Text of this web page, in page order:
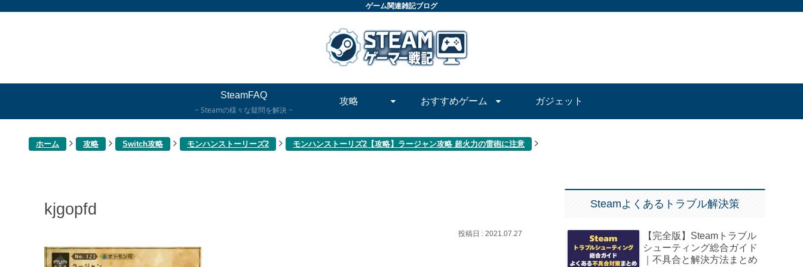
ゲーム関連雑記ブログ
SteamFAQ
Steamの様々な疑問を解決
攻略 おすすめゲーム ガジェット
ホーム 攻略 Switch攻略 モンハンストーリーズ2 モンハンストーリズ2【攻略】ラージャン攻略 超火力の雷砲に注意
kjgopfd
2021.07.27
Steamよくあるトラブル解決策
【完全版】Steamトラブル
シューティング総合ガイド
｜不具合と解決方法まとめ